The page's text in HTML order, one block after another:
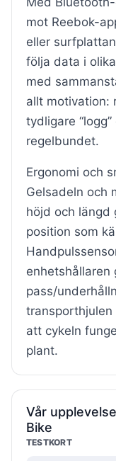
mot Reebok-
eller
följa data i
med
allt motivation:
tydligare
regelbundet.
Ergonomi och
Gelsadeln och
höjd och längd
position som
enhetshållaren
pass/
transporthjulen
att cykeln
plant.
Vår
Bike
TESTKORT